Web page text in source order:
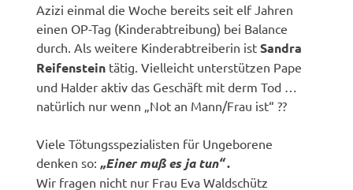
Azizi einmal die Woche bereits seit elf Jahren
einen OP-Tag (Kinderabtreibung) bei Balance
durch. Als weitere Kinderabtreiberin istSandra
Reifenstein tätig. Vielleicht unterstützen Pape
und Halder aktiv das Geschäft mit derm Tod …
natürlich nur wenn „Not an Mann/Frau ist“ ??
Viele Tötungsspezialisten für Ungeborene
denken so: „Einer muß es ja tun“.
Wir fragen nicht nur Frau Eva Waldschütz